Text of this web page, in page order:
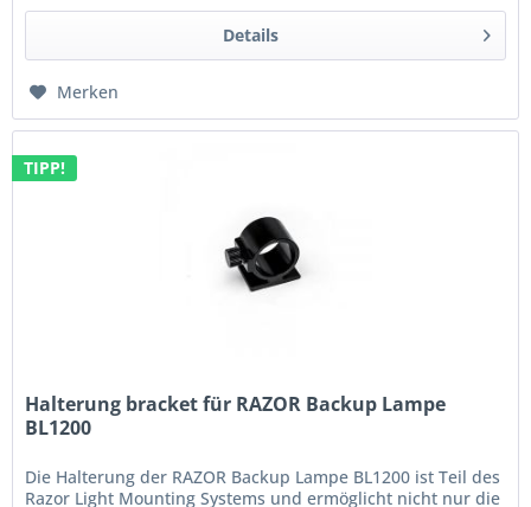
Details
Merken
TIPP!
Halterung bracket für RAZOR Backup Lampe
BL1200
Die Halterung der RAZOR Backup Lampe BL1200 ist Teil des
Razor Light Mounting Systems und ermöglicht nicht nur die